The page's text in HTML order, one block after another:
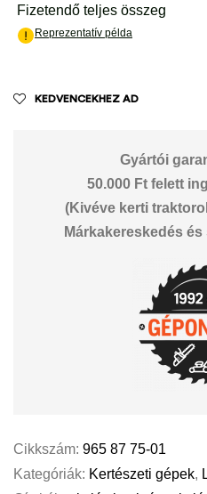
KEDVENCEKHEZ AD
Gyártói
50.000 Ft felett
(Kivéve kerti
Márkakereskedés
Cikkszám: 965 87 75-01
Kategóriák: Kertészeti gépek,